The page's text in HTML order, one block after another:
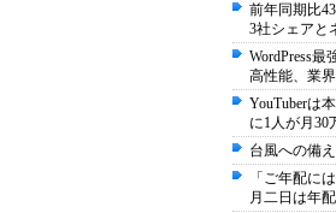
前年同期比
3社シェアと
WordPress
高性能、業
YouTuberは
に1人が月30
台風への備
「ご年配に
月二日は年